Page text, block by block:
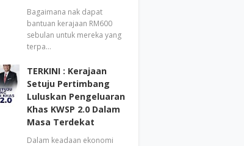
Bagaimana nak dapat
bantuan kerajaan RM600
sebulan untuk mereka yang
terpa…
TERKINI : Kerajaan
Setuju Pertimbang
Luluskan Pengeluaran
Khas KWSP 2.0 Dalam
Masa Terdekat
Dalam keadaan ekonomi